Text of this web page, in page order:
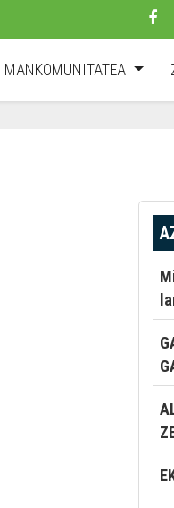
MANKOMUNITATEA